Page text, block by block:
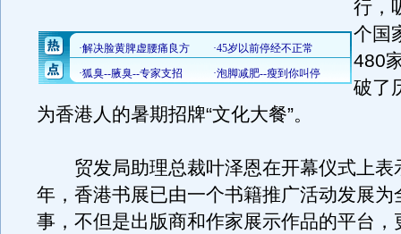
行，
个国
480
破了
为香港人的暑期招牌“文化大餐”。
贸发局助理总裁叶泽恩在开幕仪式上表
年，香港书展已由一个书籍推广活动发展为
事，不但是出版商和作家展示作品的平台，